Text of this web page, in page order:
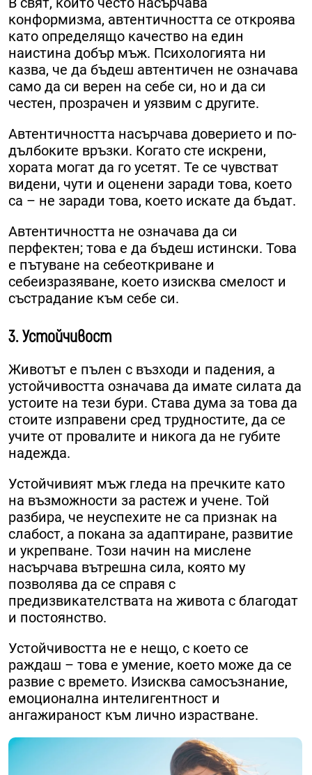
конформизма, автентичността се откроява
като определящо качество на един
наистина добър мъж. Психологията ни
казва, че да бъдеш автентичен не означава
само да си верен на себе си, но и да си
честен, прозрачен и уязвим с другите.
Автентичността насърчава доверието и по-
дълбоките връзки. Когато сте искрени,
хората могат да го усетят. Те се чувстват
видени, чути и оценени заради това, което
са – не заради това, което искате да бъдат.
Автентичността не означава да си
перфектен; това е да бъдеш истински. Това
е пътуване на себеоткриване и
себеизразяване, което изисква смелост и
състрадание към себе си.
3. Устойчивост
Животът е пълен с възходи и падения, а
устойчивостта означава да имате силата да
устоите на тези бури. Става дума за това да
стоите изправени сред трудностите, да се
учите от провалите и никога да не губите
надежда.
Устойчивият мъж гледа на пречките като
на възможности за растеж и учене. Той
разбира, че неуспехите не са признак на
слабост, а покана за адаптиране, развитие
и укрепване. Този начин на мислене
насърчава вътрешна сила, която му
позволява да се справя с
предизвикателствата на живота с благодат
и постоянство.
Устойчивостта не е нещо, с което се
раждаш – това е умение, което може да се
развие с времето. Изисква самосъзнание,
емоционална интелигентност и
ангажираност към лично израстване.